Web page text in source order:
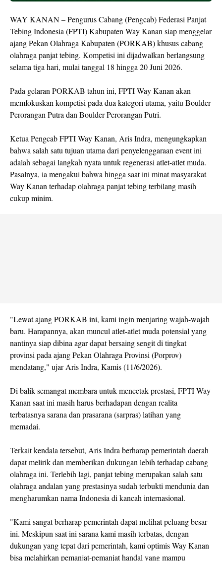
WAY KANAN – Pengurus Cabang (Pengcab) Federasi Panjat
Tebing Indonesia (FPTI) Kabupaten Way Kanan siap menggelar
ajang Pekan Olahraga Kabupaten (PORKAB) khusus cabang
olahraga panjat tebing. Kompetisi ini dijadwalkan berlangsung
selama tiga hari, mulai tanggal 18 hingga 20 Juni 2026.
Pada gelaran PORKAB tahun ini, FPTI Way Kanan akan
memfokuskan kompetisi pada dua kategori utama, yaitu Boulder
Perorangan Putra dan Boulder Perorangan Putri.
Ketua Pengcab FPTI Way Kanan, Aris Indra, mengungkapkan
bahwa salah satu tujuan utama dari penyelenggaraan event ini
adalah sebagai langkah nyata untuk regenerasi atlet-atlet muda.
Pasalnya, ia mengakui bahwa hingga saat ini minat masyarakat
Way Kanan terhadap olahraga panjat tebing terbilang masih
cukup minim.
"Lewat ajang PORKAB ini, kami ingin menjaring wajah-wajah
baru. Harapannya, akan muncul atlet-atlet muda potensial yang
nantinya siap dibina agar dapat bersaing sengit di tingkat
provinsi pada ajang Pekan Olahraga Provinsi (Porprov)
mendatang," ujar Aris Indra, Kamis (11/6/2026).
Di balik semangat membara untuk mencetak prestasi, FPTI Way
Kanan saat ini masih harus berhadapan dengan realita
terbatasnya sarana dan prasarana (sarpras) latihan yang
memadai.
Terkait kendala tersebut, Aris Indra berharap pemerintah daerah
dapat melirik dan memberikan dukungan lebih terhadap cabang
olahraga ini. Terlebih lagi, panjat tebing merupakan salah satu
olahraga andalan yang prestasinya sudah terbukti mendunia dan
mengharumkan nama Indonesia di kancah internasional.
"Kami sangat berharap pemerintah dapat melihat peluang besar
ini. Meskipun saat ini sarana kami masih terbatas, dengan
dukungan yang tepat dari pemerintah, kami optimis Way Kanan
bisa melahirkan pemanjat-pemanjat handal yang mampu